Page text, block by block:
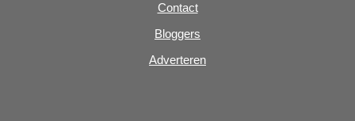
Contact
Bloggers
Adverteren